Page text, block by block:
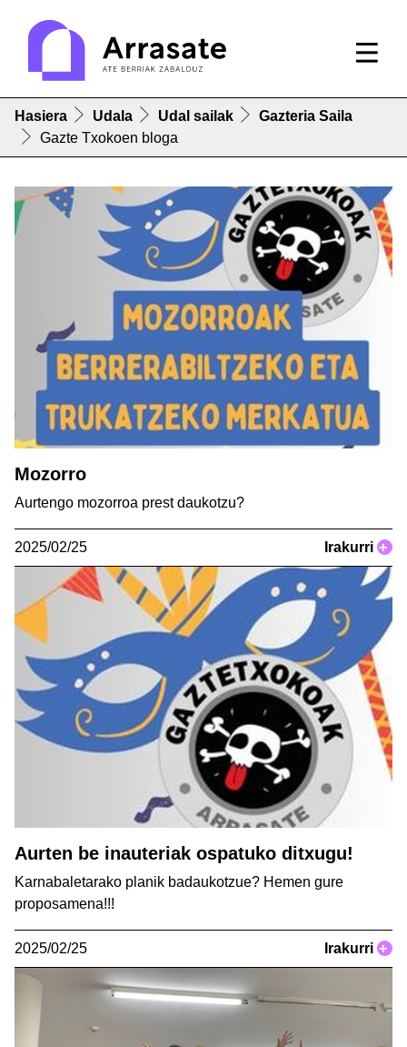
Hasiera Udala Udal sailak
Gazteria Saila
Gazte Txokoen bloga
Mozorro
Aurtengo mozorroa prest daukotzu?
2025/02/25 Irakurri +
Aurten be inauteriak ospatuko ditxugu!
Karnabaletarako planik badaukotzue? Hemen gure
proposamena!!!
2025/02/25 Irakurri +